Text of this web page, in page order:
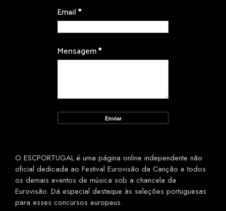
Email*
Mensagem*
O ESCPORTUGAL é uma página online independente não
oficial dedicada ao Festival Eurovisão da Canção e todos
os demais eventos de música sob a chancela da
Eurovisão. Dá especial destaque às seleções portuguesas
para esses concursos europeus.